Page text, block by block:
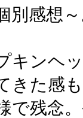
別感想
キンヘ
きた感
で残念